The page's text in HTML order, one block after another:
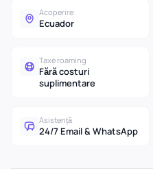
Acoperire
Ecuador
Taxe roaming
Fără costuri
suplimentare
Asistență
24/7 Email & WhatsApp